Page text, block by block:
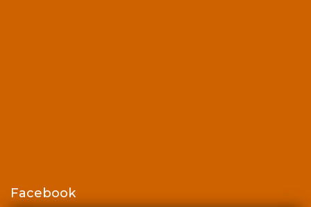
Facebook